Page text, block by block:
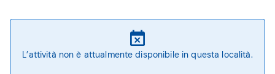
L’attività non è attualmente disponibile in questa località.